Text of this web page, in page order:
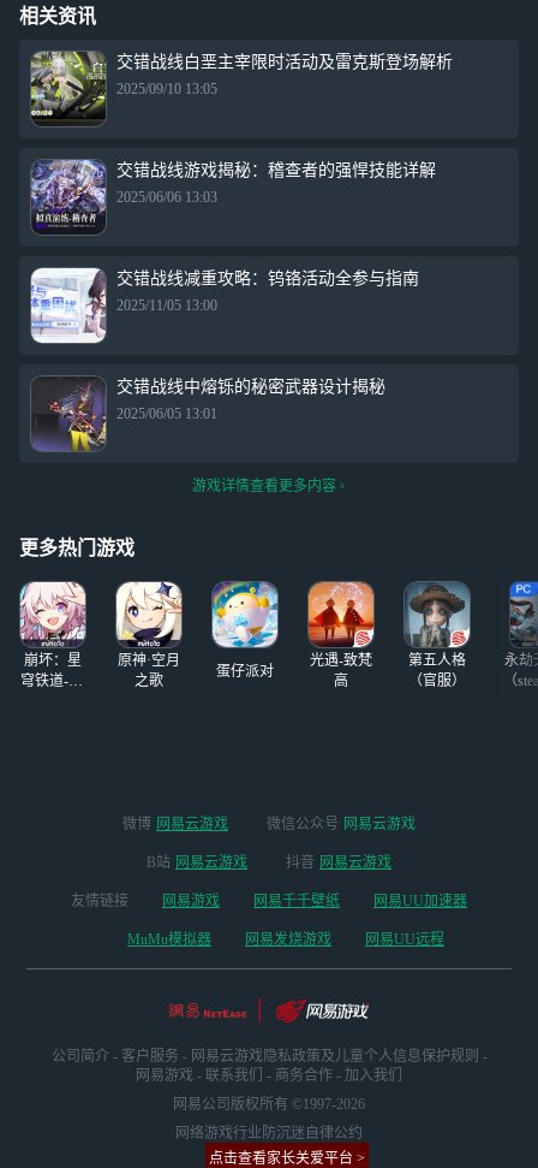
相关资讯
交错战线白垩主宰限时活动及雷克斯登场解析
2025/09/10 13:05
交错战线游戏揭秘：稽查者的强悍技能详解
2025/06/06 13:03
交错战线减重攻略：钨铬活动全参与指南
2025/11/05 13:00
交错战线中熔铄的秘密武器设计揭秘
2025/06/05 13:01
游戏详情查看更多内容
更多热门游戏
崩坏：星
穹铁道-4.4
原神·空月
之歌
蛋仔派对
光遇-致梵
高
第五人格
（官服）
永劫
（
微博 网易云游戏 微信公众号 网易云游戏
B站 网易云游戏 抖音 网易云游戏
友情链接 网易游戏 网易千千壁纸 网易UU加速器
MuMu模拟器 网易发烧游戏 网易UU远程
公司简介 - 客户服务 - 网易云游戏隐私政策及儿童个人信息保护规则 -
网易游戏 - 联系我们 - 商务合作 - 加入我们
网易公司版权所有 ©1997-2026
网络游戏行业防沉迷自律公约
点击查看家长关爱平台 >